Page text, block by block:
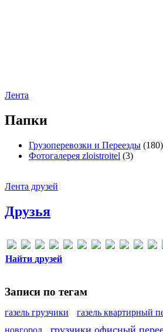
Лента
Папки
Грузоперевозки и Переезды (180)
Фотогалерея zloistroitel (3)
Лента друзей
Друзья
Найти друзей
Записи по тегам
газель грузчики газель квартирный
новгород
грузчики офисный